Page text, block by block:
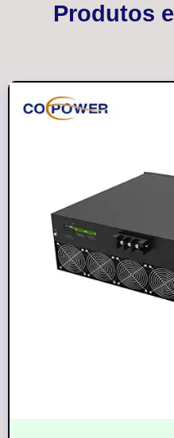
Produtos